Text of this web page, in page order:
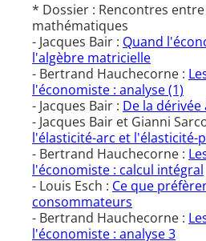
* Dossier : Rencontres
mathématiques
- Jacques Bair : Quand
l'algèbre matricielle
- Bertrand Hauchecorne :
l'économiste : analyse (1)
- Jacques Bair : De la
- Jacques Bair et Gianni
l'élasticité-arc et l'élasticité-
- Bertrand Hauchecorne :
l'économiste : calcul intégral
- Louis Esch : Ce que
consommateurs
- Bertrand Hauchecorne :
l'économiste : analyse 3